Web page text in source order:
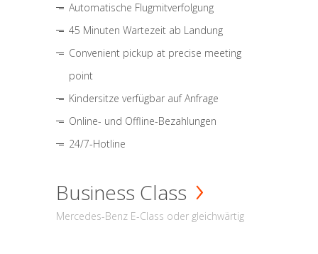
Automatische Flugmitverfolgung
45 Minuten Wartezeit ab Landung
Convenient pickup at precise meeting
point
Kindersitze verfügbar auf Anfrage
Online- und Offline-Bezahlungen
24/7-Hotline
Business Class
Mercedes-Benz E-Class oder gleichwärtig